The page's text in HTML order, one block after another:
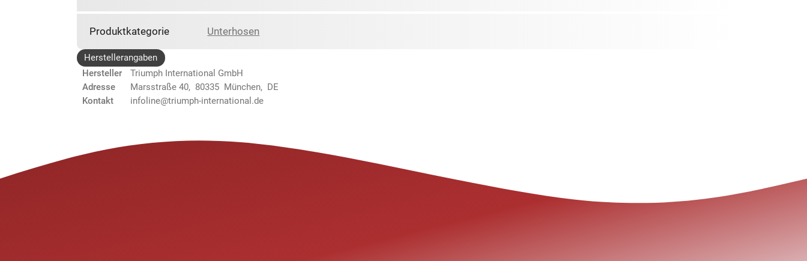
Produktkategorie Unterhosen
Herstellerangaben
Hersteller
Triumph International GmbH
Adresse
Marsstraße 40, 80335 München, DE
Kontakt
infoline@triumph-international.de